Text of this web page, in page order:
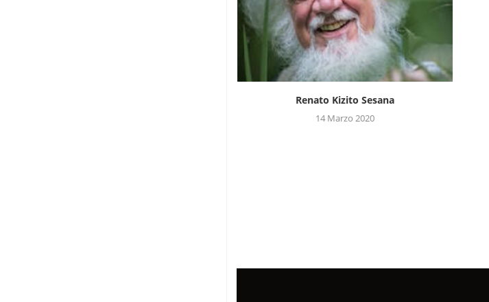
Renato Kizito Sesana
14 Marzo 2020